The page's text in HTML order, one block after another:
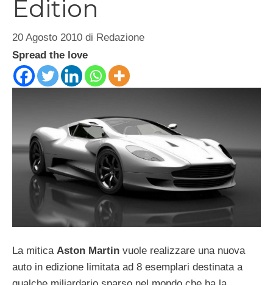
Edition
20 Agosto 2010 di Redazione
Spread the love
La mitica Aston Martin vuole realizzare una nuova
auto in edizione limitata ad 8 esemplari destinata a